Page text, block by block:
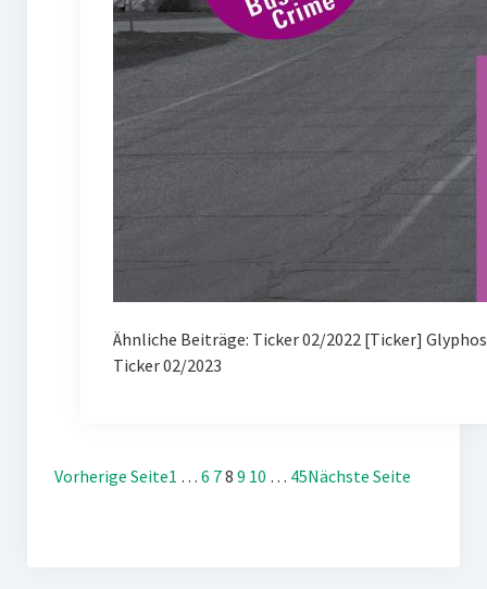
Ähnliche Beiträge: Ticker 02/2022 [Ticker]
Ticker 02/2023
Vorherige Seite1 … 6 78 9 10 … 45Nächste Seite